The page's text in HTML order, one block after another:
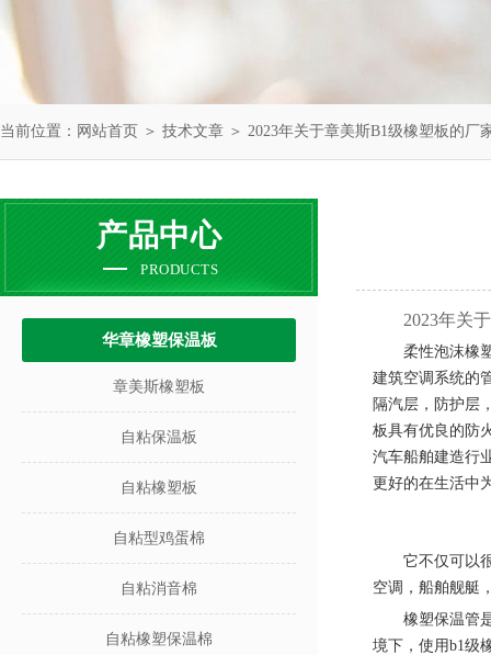
当前位置： 网站首页 ＞ 技术文章 ＞ 2023年关于章美斯B1级橡塑板的厂
产品中心
PRODUCTS
华章橡塑保温板
章美斯橡塑板
自粘保温板
自粘橡塑板
自粘型鸡蛋棉
自粘消音棉
自粘橡塑保温棉
2023年关
柔性泡沫橡
建筑空调系统的
隔汽层，防护层
板具有优良的防
汽车船舶建造行
更好的在生活中
它不仅可以
空调，船舶舰艇
橡塑保温管
境下，使用b1级